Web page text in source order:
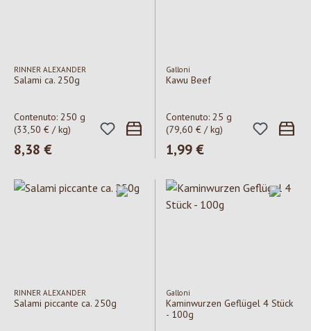
RINNER ALEXANDER
Salami ca. 250g
Contenuto: 250 g
(33,50 € / kg)
Prezzo normale:
8,38 €
Galloni
Kawu Beef
Contenuto: 25 g
(79,60 € / kg)
Prezzo normale:
1,99 €
RINNER ALEXANDER
Salami piccante ca. 250g
Galloni
Kaminwurzen Geflügel 4 Stück
- 100g